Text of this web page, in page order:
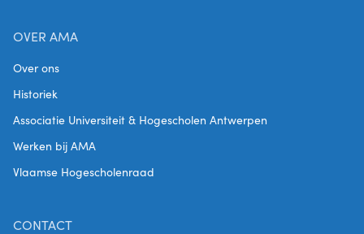
OVER AMA
Over ons
Historiek
Associatie Universiteit & Hogescholen Antwerpen
Werken bij AMA
Vlaamse Hogescholenraad
CONTACT